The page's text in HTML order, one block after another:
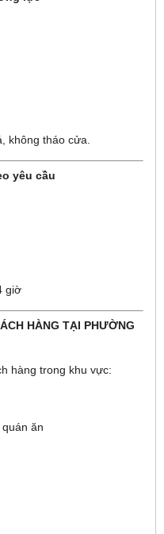
không tháo cửa.
yêu cầu
giờ
HÀNG TẠI PHƯỜNG
hàng trong khu vực:
ăn